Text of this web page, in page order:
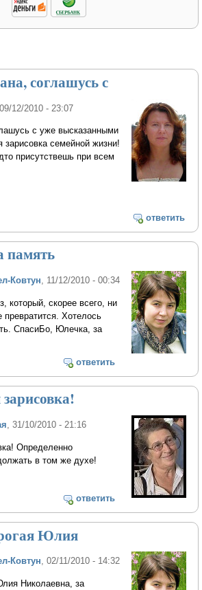
соглашусь с
09/12/2010 - 23:07
с уже высказанными
семейной жизни!
присутствешь при всем
ответить
память
Ковтун, 11/12/2010 - 00:34
который, скорее всего, ни
Хотелось
СпасиБо, Юлечка, за
ответить
, 31/10/2010 - 21:16
Определенно
в том же духе!
ответить
Юлия
Ковтун, 02/11/2010 - 14:32
Николаевна, за